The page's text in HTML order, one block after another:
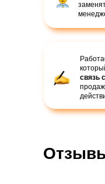
связь
продаж